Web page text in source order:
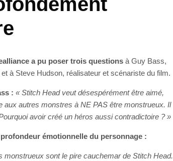
a pu poser trois questions à Guy Bass,
à Steve Hudson, réalisateur et scénariste du film.
: « Stitch Head veut désespérément être aimé,
aux autres monstres à NE PAS être monstrueux. Il
avoir créé un héros aussi contradictoire ? »
émotionnelle du personnage :
monstrueux sont le pire cauchemar de Stitch Head.